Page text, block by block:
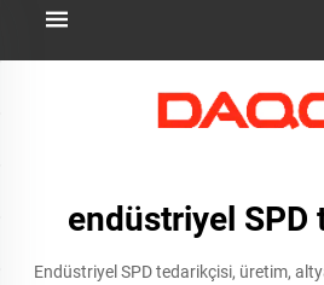
endüstriyel SPD
Endüstriyel SPD tedarikçisi, üretim,